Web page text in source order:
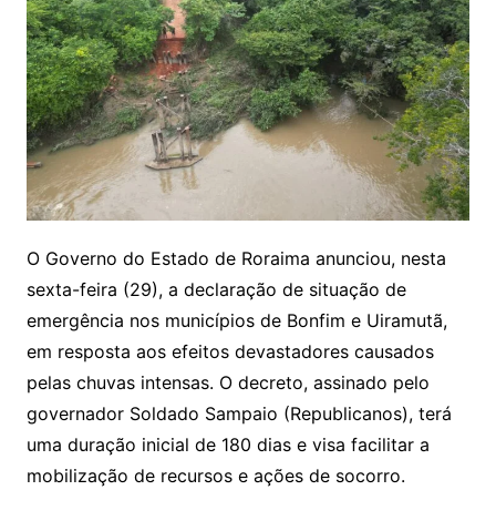
O Governo do Estado de Roraima anunciou, nesta
sexta-feira (29), a declaração de situação de
emergência nos municípios de Bonfim e Uiramutã,
em resposta aos efeitos devastadores causados
pelas chuvas intensas. O decreto, assinado pelo
governador Soldado Sampaio (Republicanos), terá
uma duração inicial de 180 dias e visa facilitar a
mobilização de recursos e ações de socorro.